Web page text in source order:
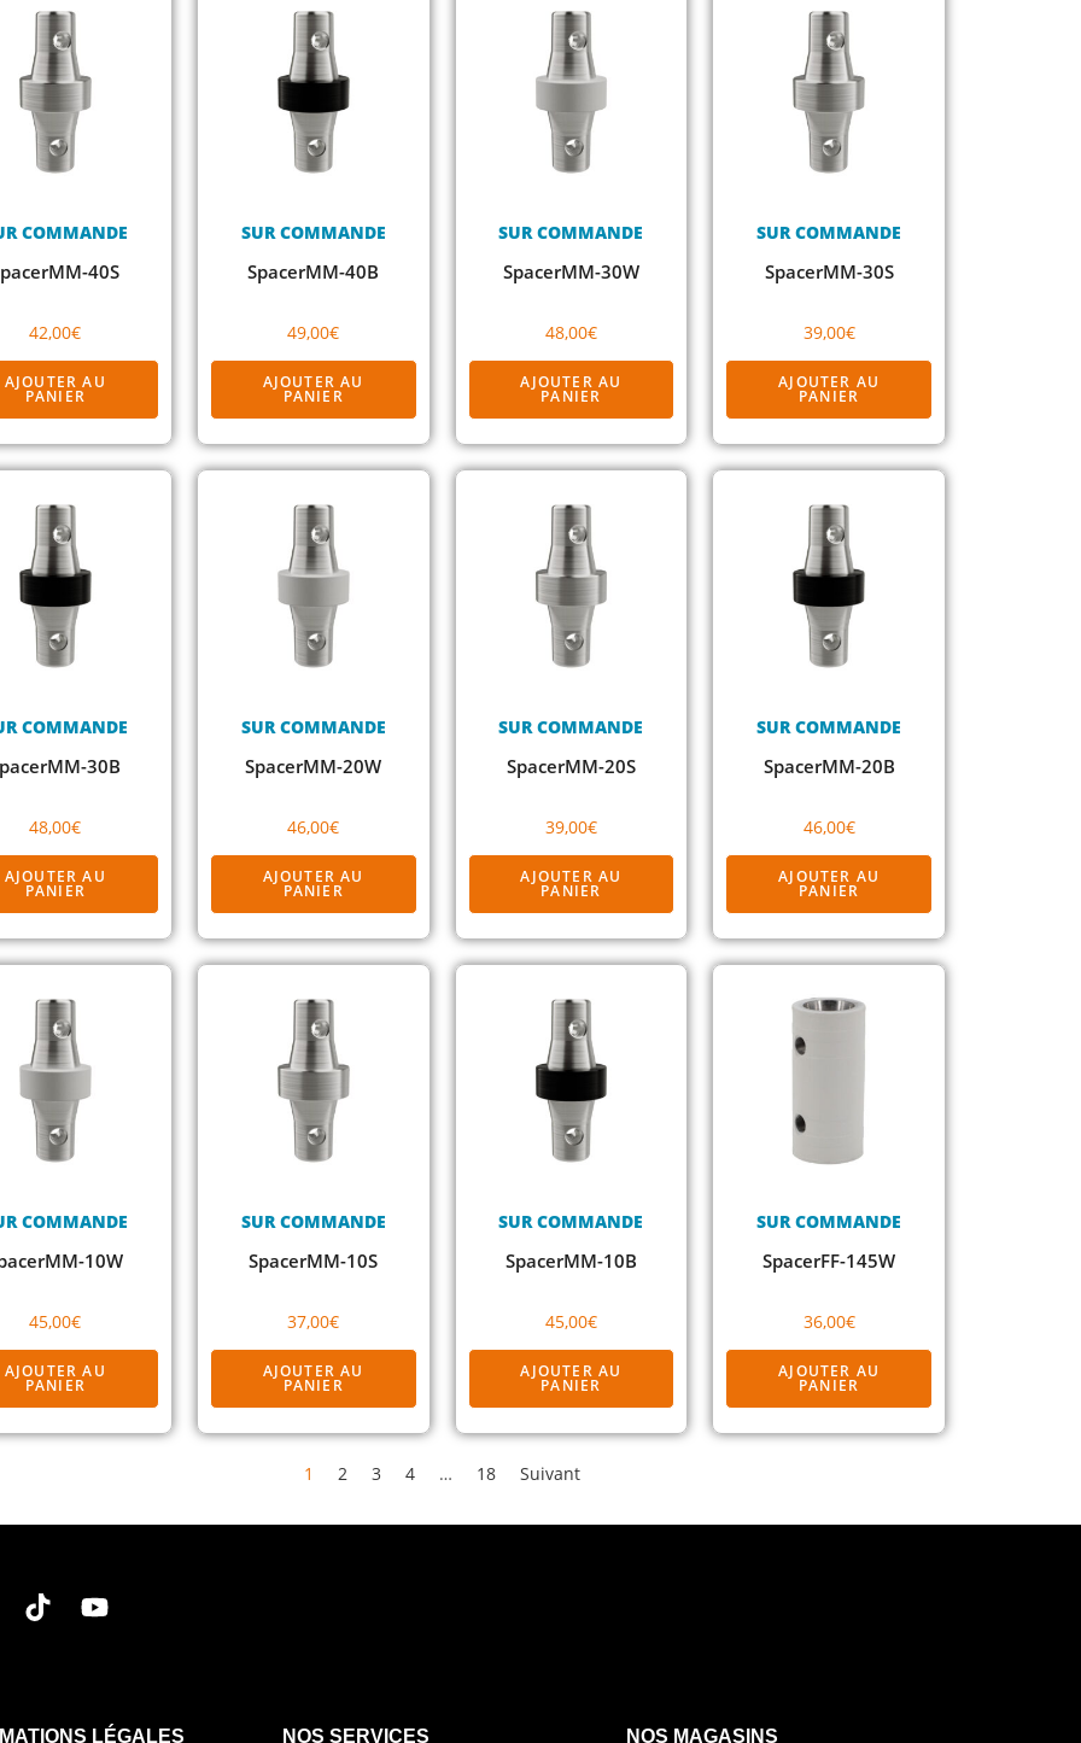
COMMANDE
40S
42,00€
AJOUTER AU
PANIER
SUR COMMANDE
SpacerMM-40B
49,00€
AJOUTER AU
PANIER
SUR COMMANDE
SpacerMM-30W
48,00€
AJOUTER AU
PANIER
SUR COMMANDE
SpacerMM-30S
39,00€
AJOUTER AU
PANIER
COMMANDE
30B
48,00€
AJOUTER AU
PANIER
SUR COMMANDE
SpacerMM-20W
46,00€
AJOUTER AU
PANIER
SUR COMMANDE
SpacerMM-20S
39,00€
AJOUTER AU
PANIER
SUR COMMANDE
SpacerMM-20B
46,00€
AJOUTER AU
PANIER
COMMANDE
10W
45,00€
AJOUTER AU
PANIER
SUR COMMANDE
SpacerMM-10S
37,00€
AJOUTER AU
PANIER
SUR COMMANDE
SpacerMM-10B
45,00€
AJOUTER AU
PANIER
SUR COMMANDE
SpacerFF-145W
36,00€
AJOUTER AU
PANIER
1 2 3 4 … 18 Suivant
LÉGALES NOS SERVICES NOS MAGASINS